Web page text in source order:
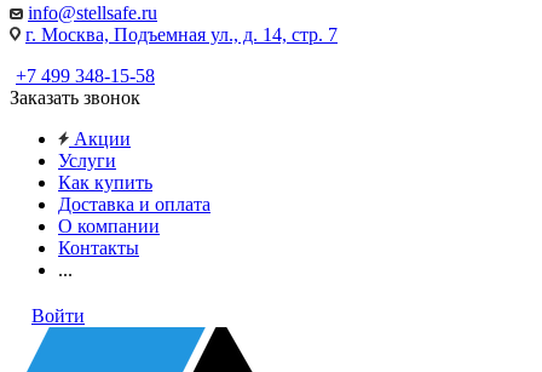
info@stellsafe.ru
г. Москва, Подъемная ул., д. 14, стр. 7
+7 499 348-15-58
Заказать звонок
Акции
Услуги
Как купить
Доставка и оплата
О компании
Контакты
...
Войти